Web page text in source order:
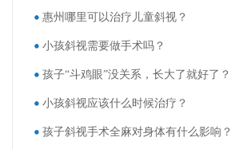
惠州哪里可以治疗儿童斜视？
小孩斜视需要做手术吗？
孩子“斗鸡眼”没关系，长大了就好了？
小孩斜视应该什么时候治疗？
孩子斜视手术全麻对身体有什么影响？